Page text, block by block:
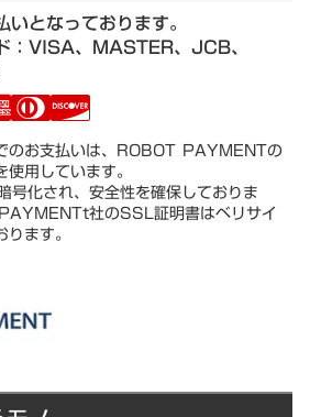
となっております。
：VISA、MASTER、JCB、
のお支払いは、ROBOT PAYMENTの
用しています。
化され、安全性を確保しておりま
社のSSL証明書はベリサイ
ます。